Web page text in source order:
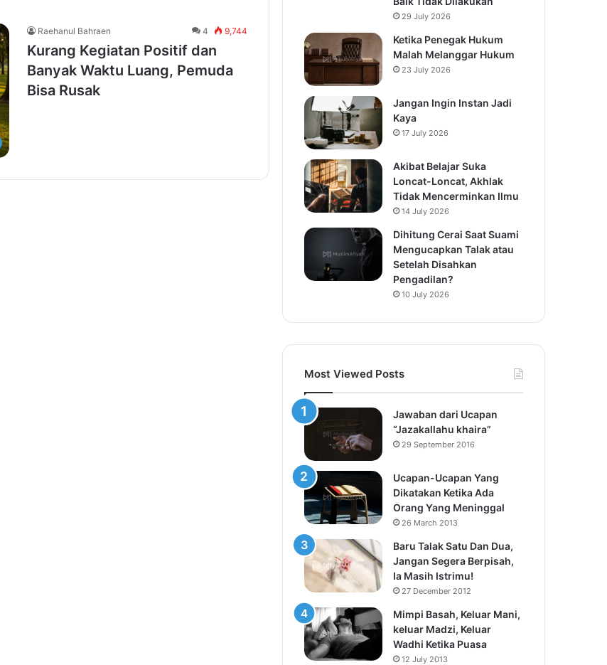
Raehanul Bahraen 4 9,744
Kurang Kegiatan Positif dan
Banyak Waktu Luang, Pemuda
Bisa Rusak
29 July 2026
Ketika Penegak Hukum
Malah Melanggar Hukum
23 July 2026
Jangan Ingin Instan Jadi
Kaya
17 July 2026
Akibat Belajar Suka
Loncat-Loncat, Akhlak
Tidak Mencerminkan Ilmu
14 July 2026
Dihitung Cerai Saat Suami
Mengucapkan Talak atau
Setelah Disahkan
Pengadilan?
10 July 2026
Most Viewed Posts
Jawaban dari Ucapan
“Jazakallahu khaira”
29 September 2016
Ucapan-Ucapan Yang
Dikatakan Ketika Ada
Orang Yang Meninggal
26 March 2013
Baru Talak Satu Dan Dua,
Jangan Segera Berpisah,
Ia Masih Istrimu!
27 December 2012
Mimpi Basah, Keluar Mani,
keluar Madzi, Keluar
Wadhi Ketika Puasa
12 July 2013